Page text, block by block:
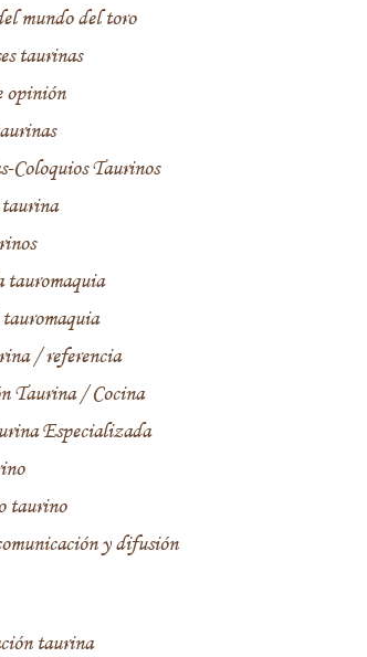
mundo del toro
taurinas
opinión
Coloquios Taurinos
tauromaquia
/ referencia
Taurina / Cocina
Especializada
taurino
y difusión
taurina